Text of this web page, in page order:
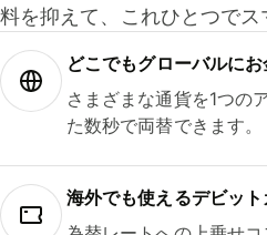
料を抑えて、これひとつでス
どこでもグ⁠ロ⁠ー⁠バ⁠ルに
さまざまな通貨を1つの
た数秒で両替できます。
海外でも使えるデビット